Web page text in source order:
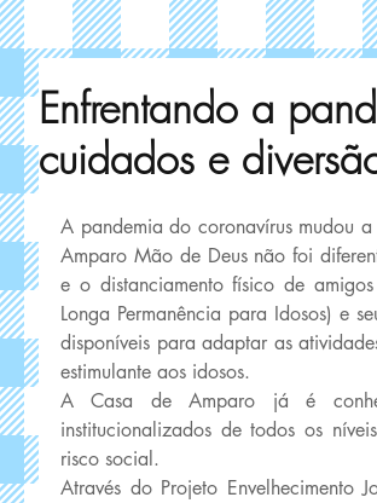
Enfrentando a
cuidados e
A pandemia do coronavírus mudou
Amparo Mão de Deus não foi
e o distanciamento físico de
Longa Permanência para Idosos) e
disponíveis para adaptar as
estimulante aos idosos.
A Casa de Amparo já é
institucionalizados de todos os
risco social.
Através do Projeto Envelhecimento